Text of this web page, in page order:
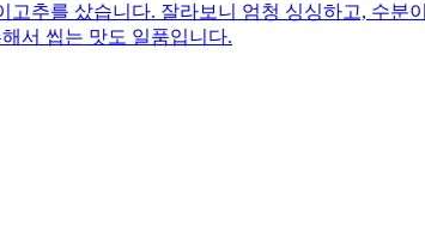
고추를 샀습니다. 잘라보니 엄청 싱싱하고, 수분
서 씹는 맛도 일품입니다.